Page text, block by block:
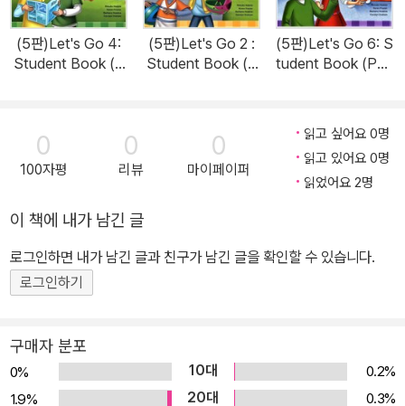
(5판)Let's Go 4:
Student Book (P
(5판)Let's Go 2 :
Student Book (P
(5판)Let's Go 6: S
tudent Book (Pap
0
100자평
0
리뷰
0
마이페이퍼
읽고 싶어요 0명
읽고 있어요 0명
읽었어요 2명
이 책에 내가 남긴 글
로그인하면 내가 남긴 글과 친구가 남긴 글을 확인할 수 있습니다.
로그인하기
구매자 분포
0% 10대
0.2%
1.9%
20대
0.3%